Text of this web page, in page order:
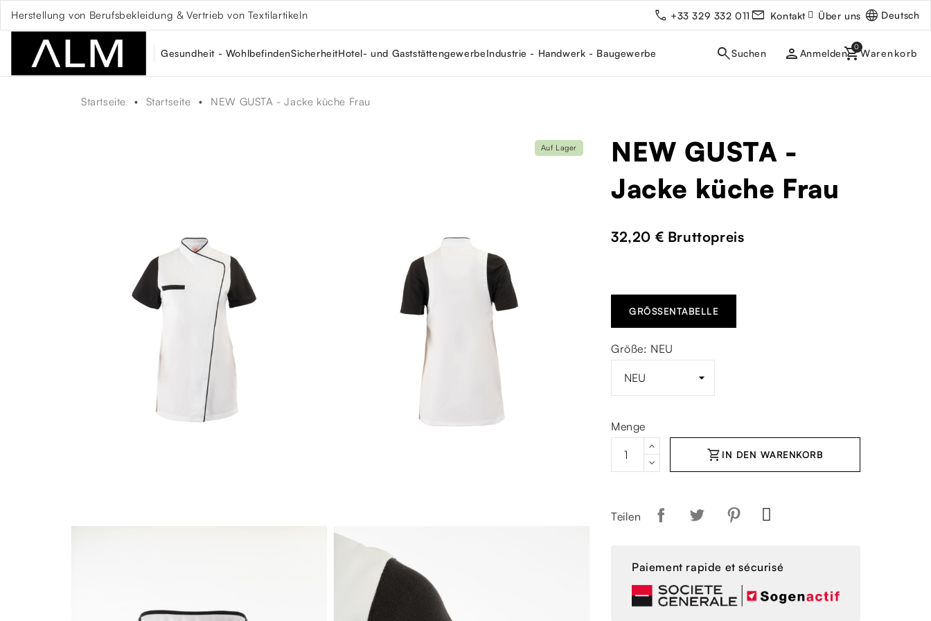
Herstellung von Berufsbekleidung & Vertrieb von Textilartikeln +33 329 332 011 Kontakt Über uns Deutsch
Gesundheit - WohlbefindenSicherheitHotel- und GaststättengewerbeIndustrie - Handwerk - Baugewerbe person Anmelden
Startseite Startseite NEW GUSTA - Jacke küche Frau
Auf Lager
NEW GUSTA -
Jacke küche Frau
32,20 € Bruttopreis
GRÖSSENTABELLE
Größe: NEU
Menge
shopping_cart IN DEN WARENKORB
Teilen
Paiement rapide et sécurisé